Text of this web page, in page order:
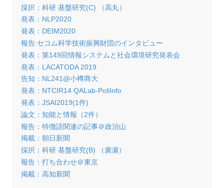
採択：科研 基盤研究(C) （高丸）
発表：NLP2020
発表：DEIM2020
報告:セコム科学技術振興財団のインタビュー
発表：第149回情報システムと社会環境研究発表会
発表：LACATODA 2019
告知：NL241@小樽商大
発表：NTCIR14 QALab-PoliInfo
発表：JSAI2019(1件)
論文：知能と情報（2件）
報告：特徴語関連の記事＠政治山
掲載：朝日新聞
採択：科研 基盤研究(B) （廣瀬）
報告：打ち合わせ＠東京
掲載：高知新聞